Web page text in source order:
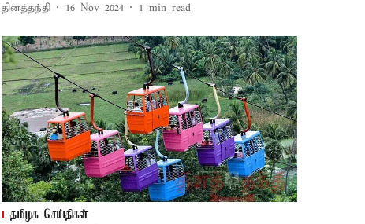
தினத்தந்தி 16 Nov 2024 1 min read
தமிழக செய்திகள்